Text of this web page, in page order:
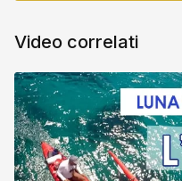
Video correlati